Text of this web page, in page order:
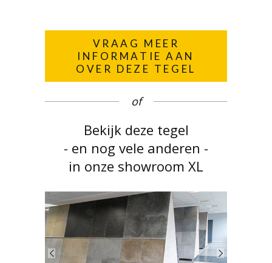
VRAAG MEER
INFORMATIE AAN
OVER DEZE TEGEL
of
Bekijk deze tegel
- en nog vele anderen -
in onze showroom XL